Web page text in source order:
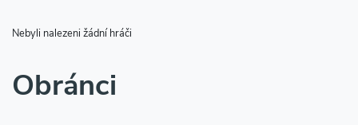
Nebyli nalezeni žádní hráči
Obránci